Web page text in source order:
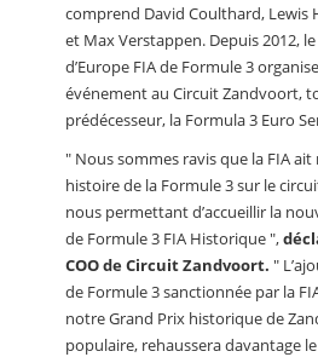
comprend David Coulthard, Lewis
et Max Verstappen. Depuis 2012,
d’Europe FIA ​​de Formule 3
événement au Circuit Zandvoort,
prédécesseur, la Formula 3 Euro
" Nous sommes ravis que la FIA
histoire de la Formule 3 sur le
nous permettant d’accueillir la
de Formule 3 FIA Historique ",
COO de Circuit Zandvoort. "
de Formule 3 sanctionnée par la
notre Grand Prix historique de
populaire, rehaussera davantage